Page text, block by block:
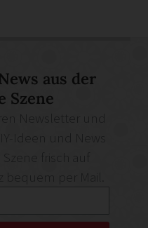
aus der
Szene
bequem per Mail.